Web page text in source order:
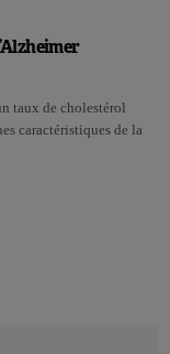
taux de cholestérol
caractéristiques de la